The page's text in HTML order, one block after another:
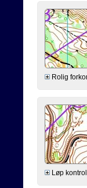
Rolig
Løp